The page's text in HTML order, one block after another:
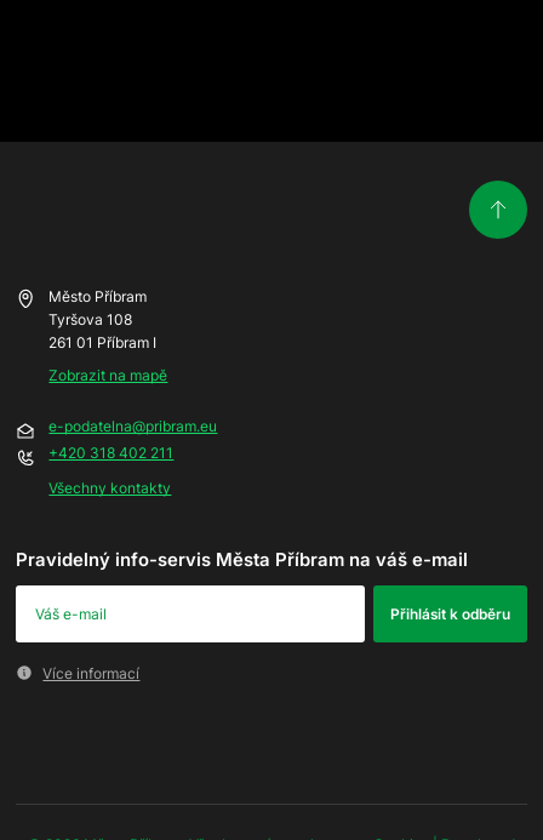
Město Příbram
Tyršova 108
261 01 Příbram I
Zobrazit na mapě
e-podatelna@pribram.eu
+420 318 402 211
Všechny kontakty
Pravidelný info-servis Města Příbram na váš e-mail
Více informací